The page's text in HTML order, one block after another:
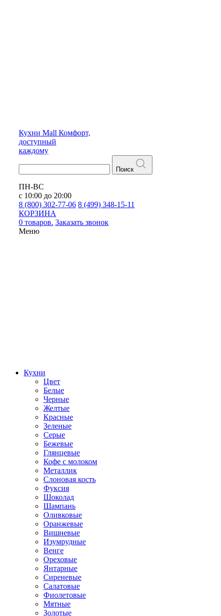
Кухни Mall Комфорт,
доступный
каждому
Поиск
ПН-ВС
с 10:00 до 20:00
8 (800) 302-77-06 8 (499) 348-15-11
КОРЗИНА
0 товаров. Заказать звонок
Меню
Кухни
Цвет
Белые
Черные
Желтые
Красные
Зеленые
Серые
Бежевые
Глянцевые
Кофе с молоком
Металлик
Слоновая кость
Фуксия
Шоколад
Шампань
Оливковые
Оранжевые
Вишневые
Изумрудные
Венге
Ореховые
Янтарные
Сиреневые
Салатовые
Фиолетовые
Мятные
Золотые